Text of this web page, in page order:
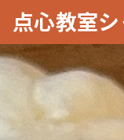
点心教室